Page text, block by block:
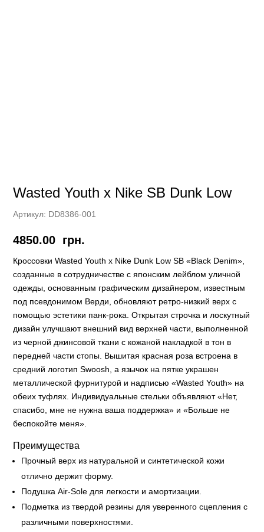
Wasted Youth x Nike SB Dunk Low
Артикул: DD8386-001
4850.00 грн.
Кроссовки Wasted Youth x Nike Dunk Low SB «Black Denim»,
созданные в сотрудничестве с японским лейблом уличной
одежды, основанным графическим дизайнером, известным
под псевдонимом Верди, обновляют ретро-низкий верх с
помощью эстетики панк-рока. Открытая строчка и лоскутный
дизайн улучшают внешний вид верхней части, выполненной
из черной джинсовой ткани с кожаной накладкой в тон в
передней части стопы. Вышитая красная роза встроена в
средний логотип Swoosh, а язычок на пятке украшен
металлической фурнитурой и надписью «Wasted Youth» на
обеих туфлях. Индивидуальные стельки объявляют «Нет,
спасибо, мне не нужна ваша поддержка» и «Больше не
беспокойте меня».
Преимущества
Прочный верх из натуральной и синтетической кожи
отлично держит форму.
Подушка Air-Sole для легкости и амортизации.
Подметка из твердой резины для уверенного сцепления с
различными поверхностями.